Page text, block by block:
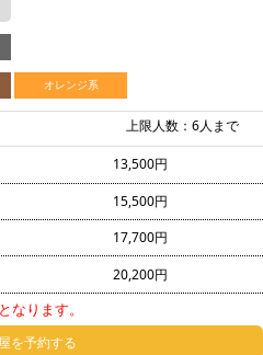
オレンジ系
上限人数：6人まで
13,500円
15,500円
17,700円
20,200円
ります。
を予約する